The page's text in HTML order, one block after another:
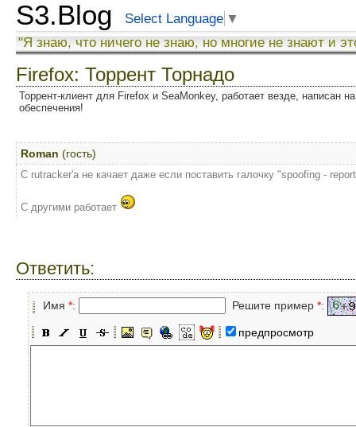
S3.Blog Select Language ▼
"Я знаю, что ничего не знаю, но многие не знают и
Firefox: Торрент Торнадо
Торрент-клиент для Firefox и SeaMonkey, работает везде, написан
обеспечения!
Roman (гость)
C rutracker'а не качает даже если поставить галочку "spoofing -
С другими работает
Ответить:
Имя *: Решите пример *:
предпросмотр